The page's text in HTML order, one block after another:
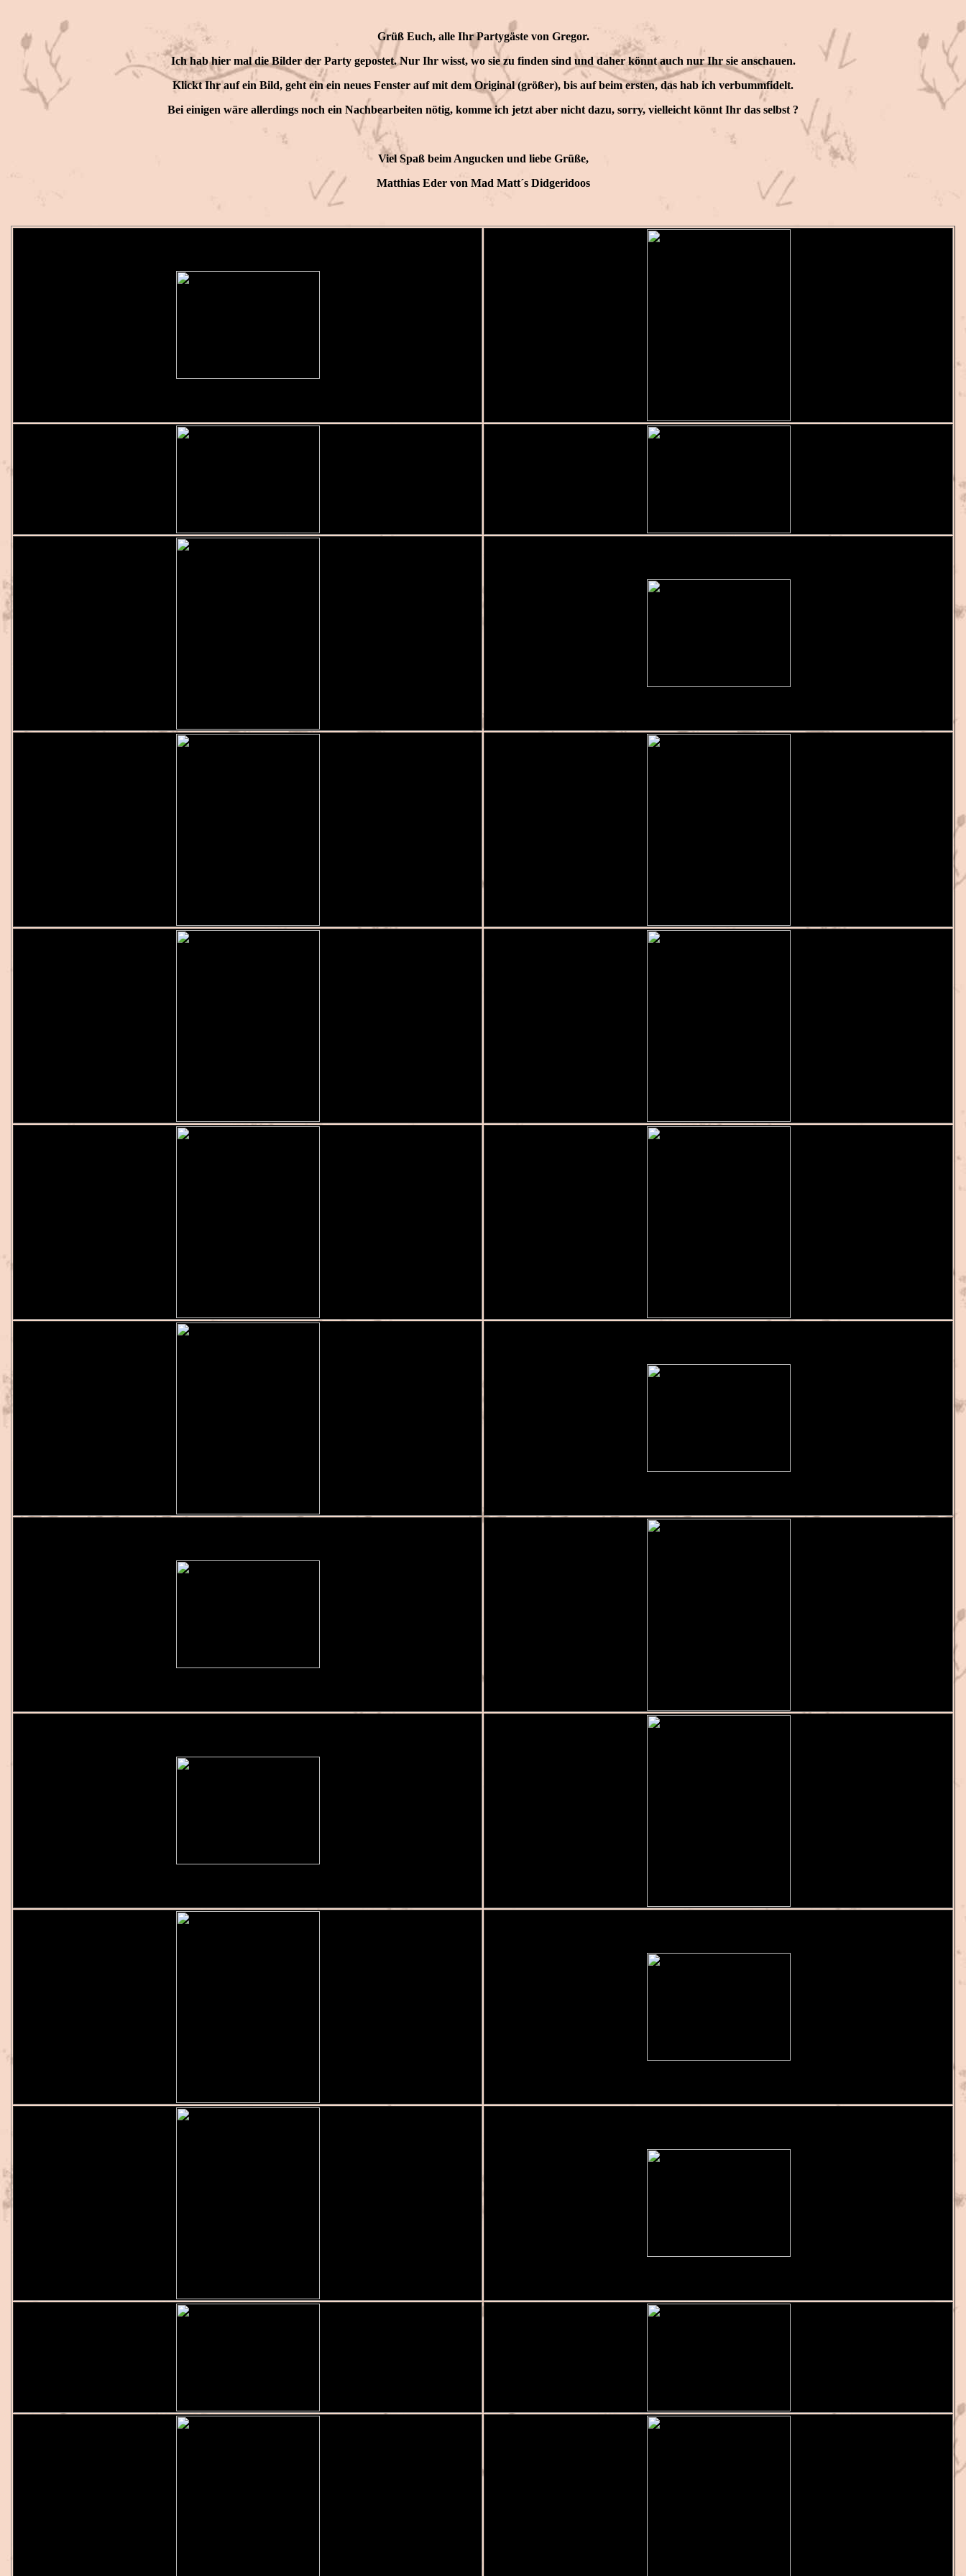
Grüß Euch, alle Ihr Partygäste von Gregor.
Ich hab hier mal die Bilder der Party gepostet. Nur Ihr wisst, wo sie zu finden sind und daher könnt auch nur Ihr sie anschauen.
Klickt Ihr auf ein Bild, geht ein ein neues Fenster auf mit dem Original (größer), bis auf beim ersten, das hab ich verbummfidelt.
Bei einigen wäre allerdings noch ein Nachbearbeiten nötig, komme ich jetzt aber nicht dazu, sorry, vielleicht könnt Ihr das selbst ?
Viel Spaß beim Angucken und liebe Grüße,
Matthias Eder von Mad Matt´s Didgeridoos